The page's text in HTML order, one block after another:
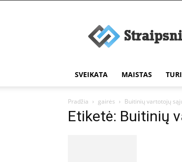
straipsniai
SVEIKATA MAISTAS
Pradžia gairės Buitinių vartotojų
Etiketė: Buitinių